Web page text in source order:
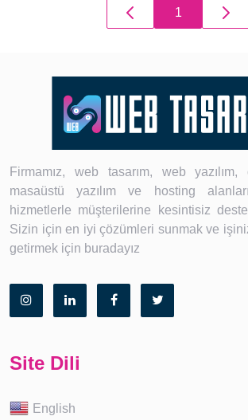
1
Firmamız, web tasarım, web yazılım,
masaüstü yazılım ve hosting
hizmetlerle müşterilerine kesintisiz
Sizin için en iyi çözümleri sunmak ve
getirmek için buradayız
Site Dili
English